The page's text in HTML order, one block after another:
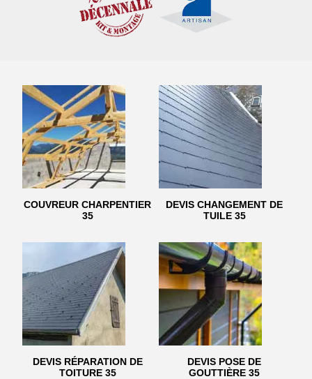
COUVREUR CHARPENTIER
35
DEVIS CHANGEMENT DE
TUILE 35
DEVIS RÉPARATION DE
TOITURE 35
DEVIS POSE DE
GOUTTIÈRE 35